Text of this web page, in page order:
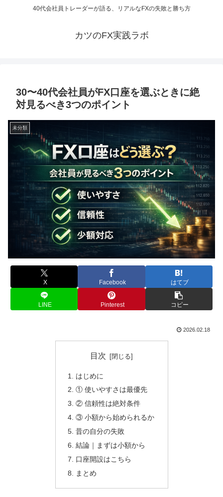
40代会社員トレーダーが語る、リアルなFXの失敗と勝ち方
カツのFX実践ラボ
30〜40代会社員がFX口座を選ぶときに絶
対見るべき3つのポイント
未分類
X Facebook はてブ
LINE Pinterest コピー
2026.02.18
目次
はじめに
① 使いやすさは最優先
② 信頼性は絶対条件
③ 小額から始められるか
昔の自分の失敗
結論｜まずは小額から
口座開設はこちら
まとめ